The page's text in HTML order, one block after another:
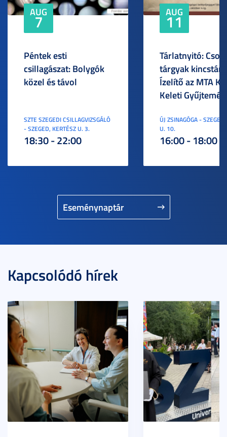
Eseménynaptár
AUG
7
Péntek esti
csillagászat: Bolygók
közel és távol
SZTE SZEGEDI CSILLAGVIZSGÁLÓ
- SZEGED, KERTÉSZ U. 3.
18:30 - 22:00
AUG
11
Tárlatnyitó:
tárgyak
Ízelítő az MTA
Keleti
ÚJ ZSINAGÓGA -
U. 10.
16:00 - 18:00
Kapcsolódó hírek